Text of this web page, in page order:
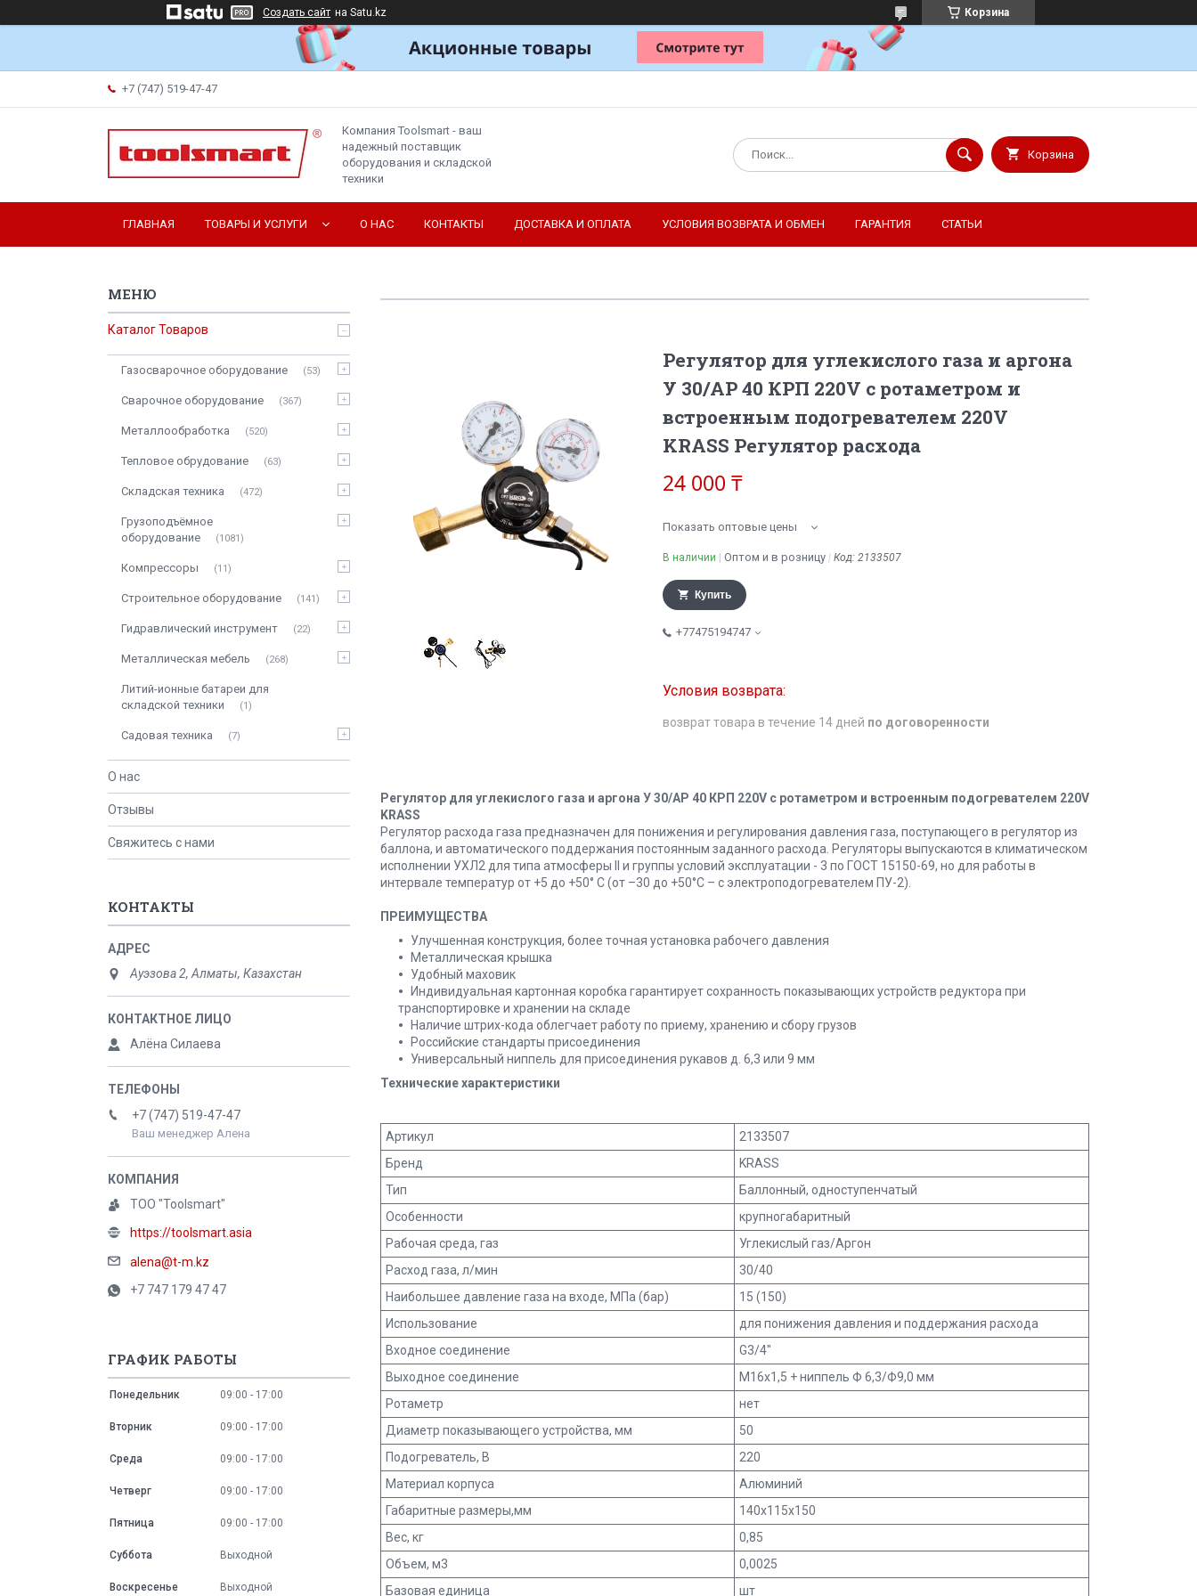
Создать сайт на Satu.kz Корзина
+7 (747) 519-47-47
Компания Toolsmart - ваш
надежный поставщик
оборудования и складской
техники
Корзина
ГЛАВНАЯ ТОВАРЫ И УСЛУГИ О НАС КОНТАКТЫ ДОСТАВКА И ОПЛАТА УСЛОВИЯ ВОЗВРАТА И ОБМЕН ГАРАНТИЯ СТАТЬИ
Регулятор для углекислого газа и аргона
У 30/АР 40 КРП 220V с ротаметром и
встроенным подогревателем 220V
KRASS Регулятор расхода
24 000 ₸
Показать оптовые цены
В наличии Оптом и в розницу Код: 2133507
Купить
+77475194747
возврат товара в течение 14 дней по договоренности
Регулятор для углекислого газа и аргона У 30/АР 40 КРП 220V с ротаметром и встроенным подогревателем 220V
KRASS
Регулятор расхода газа предназначен для понижения и регулирования давления газа, поступающего в регулятор из
баллона, и автоматического поддержания постоянным заданного расхода. Регуляторы выпускаются в климатическом
исполнении УХЛ2 для типа атмосферы II и группы условий эксплуатации - 3 по ГОСТ 15150-69, но для работы в
интервале температур от +5 до +50° С (от –30 до +50°С – с электроподогревателем ПУ-2).
ПРЕИМУЩЕСТВА
Улучшенная конструкция, более точная установка рабочего давления
Металлическая крышка
Удобный маховик
Индивидуальная картонная коробка гарантирует сохранность показывающих устройств редуктора при
транспортировке и хранении на складе
Наличие штрих-кода облегчает работу по приему, хранению и сбору грузов
Российские стандарты присоединения
Универсальный ниппель для присоединения рукавов д. 6,3 или 9 мм
Технические характеристики
Артикул
2133507
Бренд
KRASS
Тип
Баллонный, одноступенчатый
Особенности
крупногабаритный
Рабочая среда, газ
Углекислый газ/Аргон
Расход газа, л/мин
30/40
Наибольшее давление газа на входе, МПа (бар)
15 (150)
Использование
для понижения давления и поддержания расхода
Входное соединение
G3/4"
Выходное соединение
М16х1,5 + ниппель Ф 6,3/Ф9,0 мм
Ротаметр
нет
Диаметр показывающего устройства, мм
50
Подогреватель, В
220
Материал корпуса
Алюминий
Габаритные размеры,мм
140х115х150
Вес, кг
0,85
Объем, м3
0,0025
Базовая единица
шт
Каталог Товаров
Газосварочное оборудование 53
Сварочное оборудование 367
Металлообработка 520
Тепловое обрудование 63
Складская техника 472
Грузоподъёмное
оборудование
1081
Компрессоры 11
Строительное оборудование 141
Гидравлический инструмент 22
Металлическая мебель 268
Литий-ионные батареи для
складской техники
1
Садовая техника 7
О нас
Отзывы
Свяжитесь с нами
КОНТАКТЫ
Ауэзова 2, Алматы, Казахстан
Алёна Силаева
+7 (747) 519-47-47
Ваш менеджер Алена
ТОО "Toolsmart"
https://toolsmart.asia
alena@t-m.kz
+7 747 179 47 47
ГРАФИК РАБОТЫ
Понедельник 09:00 17:00
Вторник 09:00 17:00
Среда 09:00 17:00
Четверг 09:00 17:00
Пятница 09:00 17:00
Суббота Выходной
Воскресенье Выходной